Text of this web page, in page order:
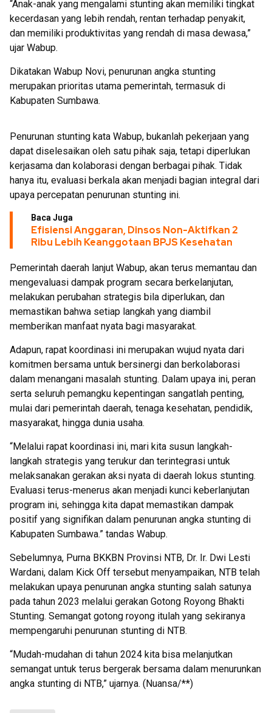
“Anak-anak yang mengalami stunting akan memiliki tingkat
kecerdasan yang lebih rendah, rentan terhadap penyakit,
dan memiliki produktivitas yang rendah di masa dewasa,”
ujar Wabup.
Dikatakan Wabup Novi, penurunan angka stunting
merupakan prioritas utama pemerintah, termasuk di
Kabupaten Sumbawa.
Penurunan stunting kata Wabup, bukanlah pekerjaan yang
dapat diselesaikan oleh satu pihak saja, tetapi diperlukan
kerjasama dan kolaborasi dengan berbagai pihak. Tidak
hanya itu, evaluasi berkala akan menjadi bagian integral dari
upaya percepatan penurunan stunting ini.
Baca Juga
Efisiensi Anggaran, Dinsos Non-Aktifkan 2
Ribu Lebih Keanggotaan BPJS Kesehatan
Pemerintah daerah lanjut Wabup, akan terus memantau dan
mengevaluasi dampak program secara berkelanjutan,
melakukan perubahan strategis bila diperlukan, dan
memastikan bahwa setiap langkah yang diambil
memberikan manfaat nyata bagi masyarakat.
Adapun, rapat koordinasi ini merupakan wujud nyata dari
komitmen bersama untuk bersinergi dan berkolaborasi
dalam menangani masalah stunting. Dalam upaya ini, peran
serta seluruh pemangku kepentingan sangatlah penting,
mulai dari pemerintah daerah, tenaga kesehatan, pendidik,
masyarakat, hingga dunia usaha.
“Melalui rapat koordinasi ini, mari kita susun langkah-
langkah strategis yang terukur dan terintegrasi untuk
melaksanakan gerakan aksi nyata di daerah lokus stunting.
Evaluasi terus-menerus akan menjadi kunci keberlanjutan
program ini, sehingga kita dapat memastikan dampak
positif yang signifikan dalam penurunan angka stunting di
Kabupaten Sumbawa.” tandas Wabup.
Sebelumnya, Purna BKKBN Provinsi NTB, Dr. Ir. Dwi Lesti
Wardani, dalam Kick Off tersebut menyampaikan, NTB telah
melakukan upaya penurunan angka stunting salah satunya
pada tahun 2023 melalui gerakan Gotong Royong Bhakti
Stunting. Semangat gotong royong itulah yang sekiranya
mempengaruhi penurunan stunting di NTB.
“Mudah-mudahan di tahun 2024 kita bisa melanjutkan
semangat untuk terus bergerak bersama dalam menurunkan
angka stunting di NTB,” ujarnya. (Nuansa/**)